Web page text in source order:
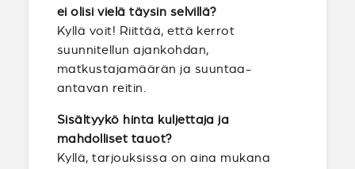
ei olisi vielä täysin selvillä?
Kyllä voit! Riittää, että kerrot
suunnitellun ajankohdan,
matkustajamäärän ja suuntaa-
antavan reitin.
Sisältyykö hinta kuljettaja ja
mahdolliset tauot?
Kyllä, tarjouksissa on aina mukana